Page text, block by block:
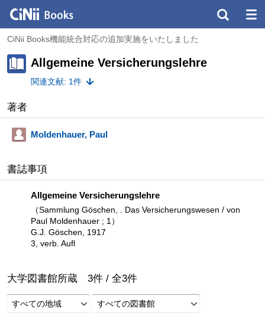
CiNii Books機能統合対応の追加実施をいたしました
Allgemeine Versicherungslehre
関連文献: 1件
著者
Moldenhauer, Paul
書誌事項
Allgemeine Versicherungslehre
（Sammlung Göschen, . Das Versicherungswesen / von
Paul Moldenhauer ; 1）
G.J. Göschen, 1917
3, verb. Aufl
大学図書館所蔵 3件 / 全3件
すべての地域
すべての図書館